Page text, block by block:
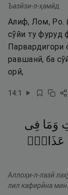
Ъазӣзи-л-ҳамӣд.
Алиф, Лом, Ро.
сӯйи ту фуруд
Парвардигори
равшанӣ, ба
орӣ,
14:1
وَمَا فِى
عَذَابٍۢ
Аллоҳи-л-лазӣ
лил кафирӣна